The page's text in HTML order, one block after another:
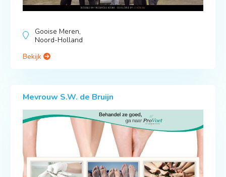
Gooise Meren,
Noord-Holland
Bekijk
Mevrouw S.W. de Bruijn